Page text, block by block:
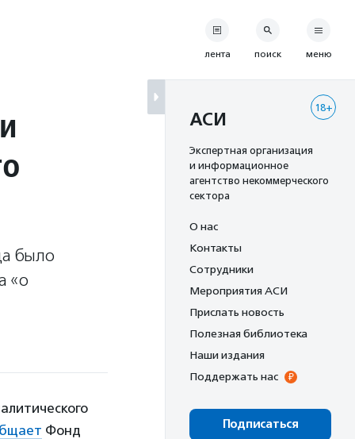
было
«о
Фонд
лента поиск меню
18+
АСИ
Экспертная организация
и информационное
агентство некоммерческого
сектора
О нас
Контакты
Сотрудники
Мероприятия АСИ
Прислать новость
Полезная библиотека
Наши издания
Поддержать нас
Подписаться